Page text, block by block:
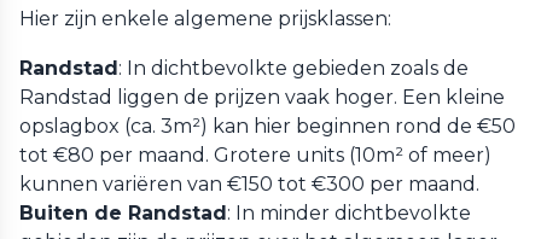
Hier zijn enkele algemene prijsklassen:
Randstad: In dichtbevolkte gebieden zoals de
Randstad liggen de prijzen vaak hoger. Een kleine
opslagbox (ca. 3m²) kan hier beginnen rond de €50
tot €80 per maand. Grotere units (10m² of meer)
kunnen variëren van €150 tot €300 per maand.
Buiten de Randstad: In minder dichtbevolkte